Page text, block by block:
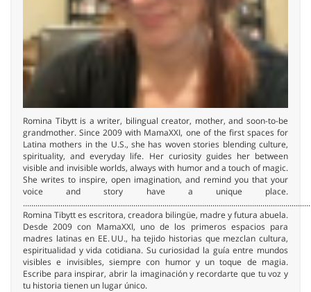
Romina Tibytt is a writer, bilingual creator, mother, and soon-to-be
grandmother. Since 2009 with MamaXXI, one of the first spaces for
Latina mothers in the U.S., she has woven stories blending culture,
spirituality, and everyday life. Her curiosity guides her between
visible and invisible worlds, always with humor and a touch of magic.
She writes to inspire, open imagination, and remind you that your
voice and story have a unique place.
Romina Tibytt es escritora, creadora bilingüe, madre y futura abuela.
Desde 2009 con MamaXXI, uno de los primeros espacios para
madres latinas en EE. UU., ha tejido historias que mezclan cultura,
espiritualidad y vida cotidiana. Su curiosidad la guía entre mundos
visibles e invisibles, siempre con humor y un toque de magia.
Escribe para inspirar, abrir la imaginación y recordarte que tu voz y
tu historia tienen un lugar único.